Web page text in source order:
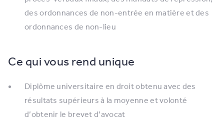
des ordonnances de non-entrée en matière et des
ordonnances de non-lieu
Ce qui vous rend unique
Diplôme universitaire en droit obtenu avec des
résultats supérieurs à la moyenne et volonté
d’obtenir le brevet d’avocat